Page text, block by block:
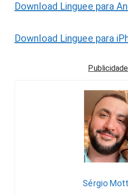
Download Linguee para
Download Linguee para
Publicidade
Sérgio